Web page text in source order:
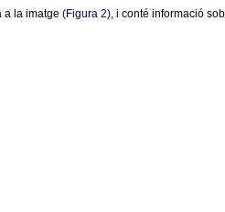
a la imatge(Figura 2) , i conté informació